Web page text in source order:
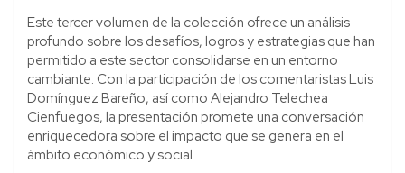
Este tercer volumen de la colección ofrece un análisis
profundo sobre los desafíos, logros y estrategias que han
permitido a este sector consolidarse en un entorno
cambiante. Con la participación de los comentaristas Luis
Domínguez Bareño, así como Alejandro Telechea
Cienfuegos, la presentación promete una conversación
enriquecedora sobre el impacto que se genera en el
ámbito económico y social.